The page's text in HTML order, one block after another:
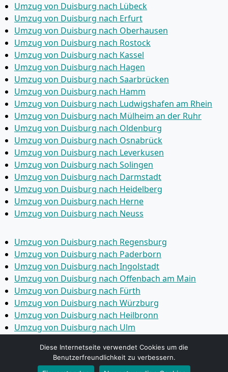
Umzug von Duisburg nach Lübeck
Umzug von Duisburg nach Erfurt
Umzug von Duisburg nach Oberhausen
Umzug von Duisburg nach Rostock
Umzug von Duisburg nach Kassel
Umzug von Duisburg nach Hagen
Umzug von Duisburg nach Saarbrücken
Umzug von Duisburg nach Hamm
Umzug von Duisburg nach Ludwigshafen am Rhein
Umzug von Duisburg nach Mülheim an der Ruhr
Umzug von Duisburg nach Oldenburg
Umzug von Duisburg nach Osnabrück
Umzug von Duisburg nach Leverkusen
Umzug von Duisburg nach Solingen
Umzug von Duisburg nach Darmstadt
Umzug von Duisburg nach Heidelberg
Umzug von Duisburg nach Herne
Umzug von Duisburg nach Neuss
Umzug von Duisburg nach Regensburg
Umzug von Duisburg nach Paderborn
Umzug von Duisburg nach Ingolstadt
Umzug von Duisburg nach Offenbach am Main
Umzug von Duisburg nach Fürth
Umzug von Duisburg nach Würzburg
Umzug von Duisburg nach Heilbronn
Umzug von Duisburg nach Ulm
Umzug von Duisburg nach Wolfsburg
Umzug von Duisburg nach Bottrop
Diese Internetseite verwendet Cookies um die
Benutzerfreundlichkeit zu verbessern.